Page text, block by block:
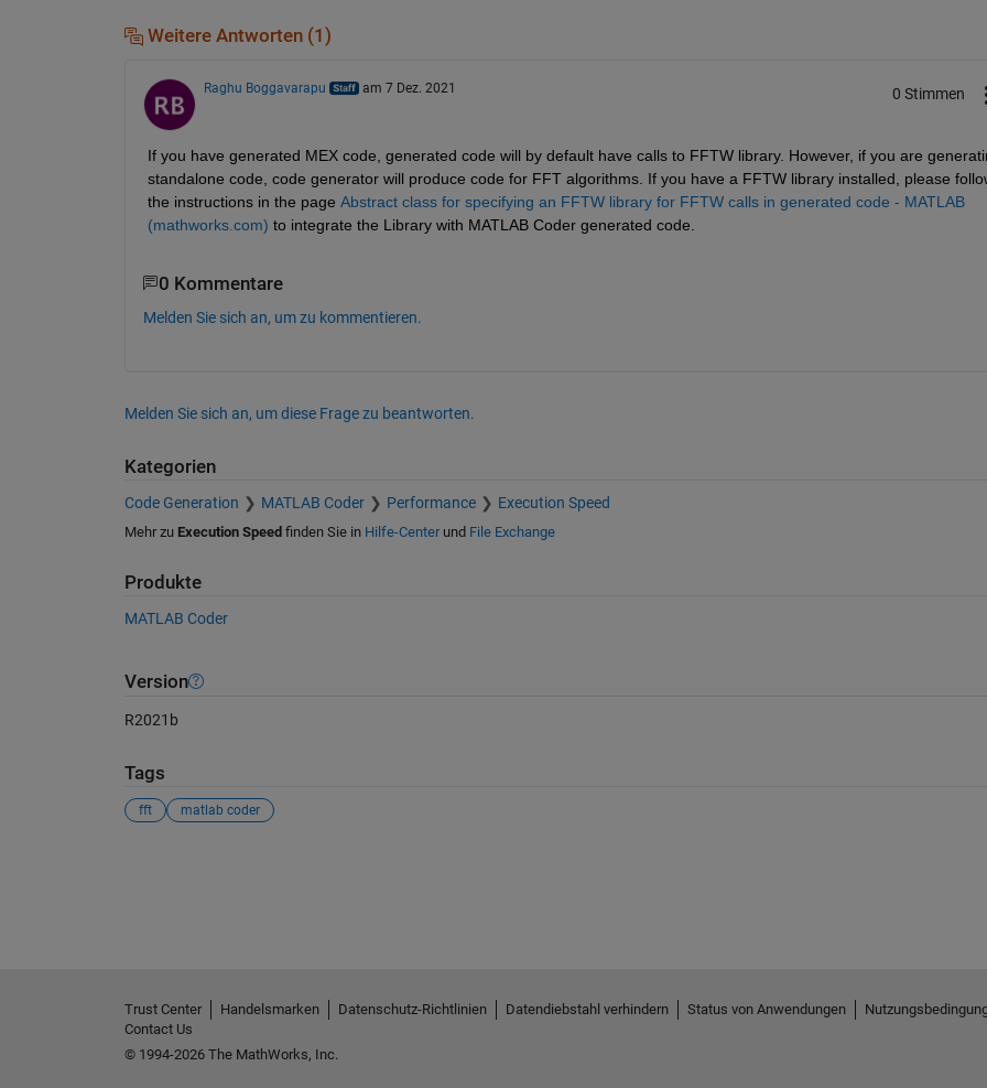
Weitere Antworten (1)
Raghu Boggavarapu am 7 Dez. 2021 0 Stimmen
If you have generated MEX code, generated code will by default have calls to FFTW library. However, if you are
standalone code, code generator will produce code for FFT algorithms. If you have a FFTW library installed, please
the instructions in the page Abstract class for specifying an FFTW library for FFTW calls in generated code - MATLAB
(mathworks.com) to integrate the Library with MATLAB Coder generated code.
0 Kommentare
Melden Sie sich an, um zu kommentieren.
Melden Sie sich an, um diese Frage zu beantworten.
Kategorien
Code Generation MATLAB Coder Performance Execution Speed
Mehr zu Execution Speedfinden Sie in Hilfe-Centerund File Exchange
Produkte
MATLAB Coder
Version
R2021b
Tags
fft matlab coder
Trust Center Handelsmarken Datenschutz-Richtlinien Datendiebstahl verhindern Status von Anwendungen
Contact Us
© 1994-2026 The MathWorks, Inc.